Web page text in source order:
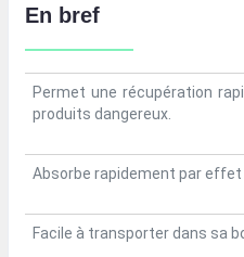
En bref
Permet une récupération
produits dangereux.
Absorbe rapidement par effet
Facile à transporter dans sa